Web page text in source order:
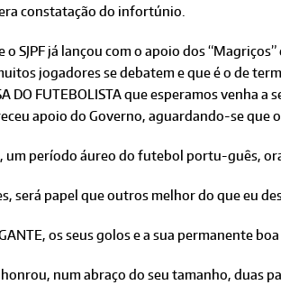
constatação do infortúnio.
o SJPF já lançou com o apoio dos
jogadores se debatem e que é o de
DO FUTEBOLISTA que esperamos venha
apoio do Governo, aguardando-se que
um período áureo do futebol portu-guês,
será papel que outros melhor do que eu
os seus golos e a sua permanente
num abraço do seu tamanho, duas